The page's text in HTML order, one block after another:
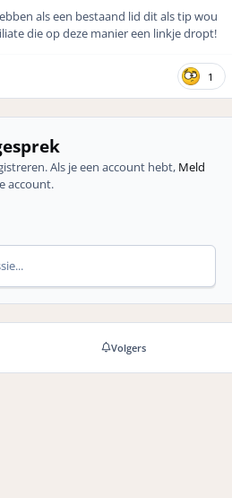
als een bestaand lid dit als tip wou
die op deze manier een linkje dropt!
1
Als je een account hebt, Meld
account.
Volgers